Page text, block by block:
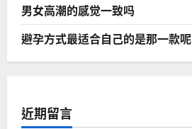
男女高潮的感觉一致吗
避孕方式最适合自己的是那一款呢
近期留言